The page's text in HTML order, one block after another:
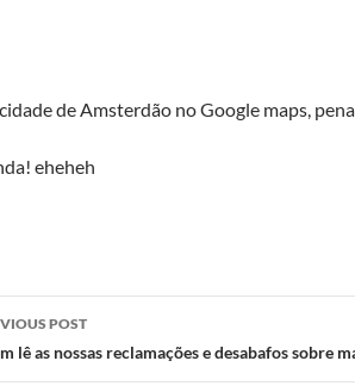
de Amsterdão no Google maps,
eheheh
POST
lê as nossas reclamações e desabafos sobre